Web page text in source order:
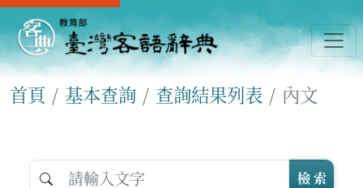
首頁 基本查詢 查詢結果列表 內文
檢 索